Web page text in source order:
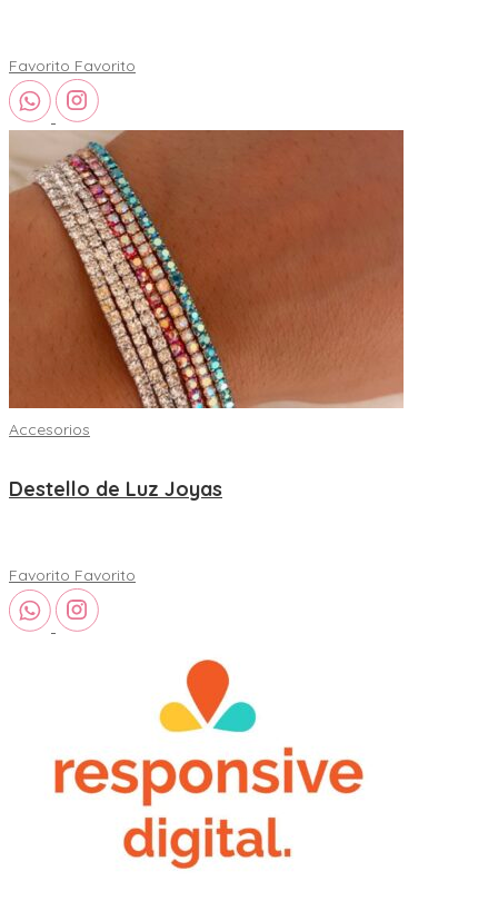
Favorito Favorito
Accesorios
Destello de Luz Joyas
Favorito Favorito